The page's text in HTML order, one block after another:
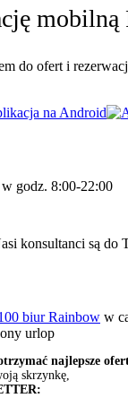
mobilną
do ofert i
w godz. 8:00-22:00
konsultanci są do
biur Rainbow w
urlop
najlepsze
skrzynkę,